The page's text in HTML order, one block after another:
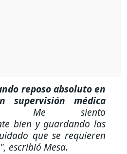
reposo absoluto en
supervisión médica
Me siento
bien y guardando las
que se requieren
escribió Mesa.